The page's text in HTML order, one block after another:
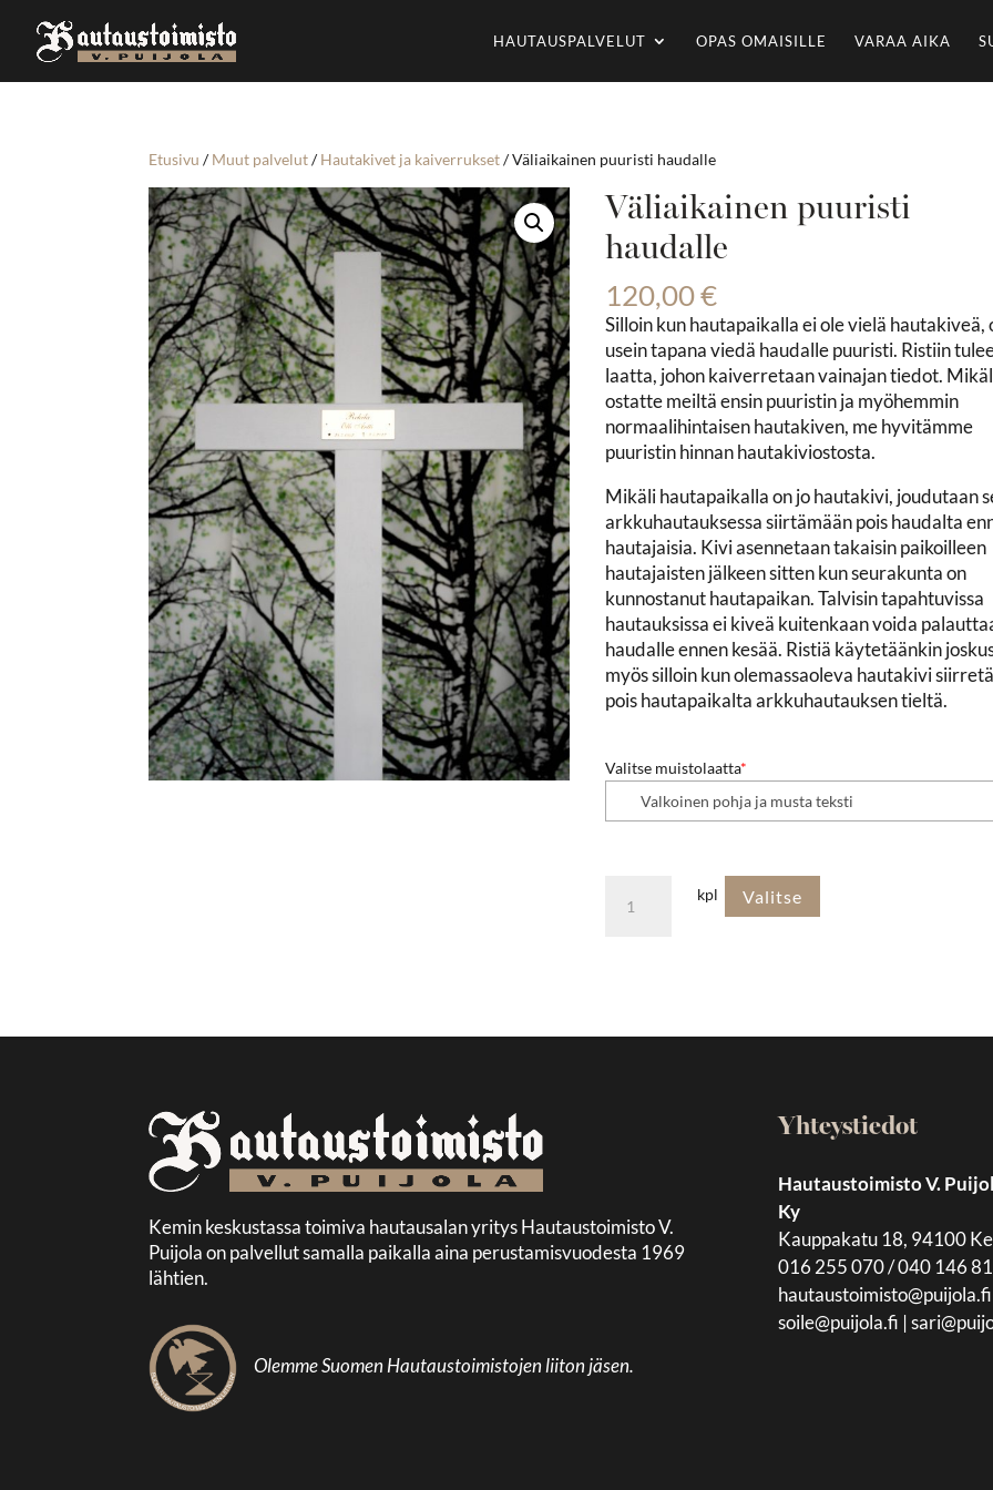
HAUTAUSPALVELUT OPAS OMAISILLE VARAA AIKA
Etusivu /Muut palvelut/Hautakivet ja kaiverrukset/ Väliaikainen puuristi haudalle
Väliaikainen puuristi
haudalle
120,00€
Silloin kun hautapaikalla ei ole vielä hautakiveä,
usein tapana viedä haudalle puuristi. Ristiin
laatta, johon kaiverretaan vainajan tiedot.
ostatte meiltä ensin puuristin ja myöhemmin
normaalihintaisen hautakiven, me hyvitämme
puuristin hinnan hautakiviostosta.
Mikäli hautapaikalla on jo hautakivi, joudutaan
arkkuhautauksessa siirtämään pois haudalta
hautajaisia. Kivi asennetaan takaisin paikoilleen
hautajaisten jälkeen sitten kun seurakunta on
kunnostanut hautapaikan. Talvisin tapahtuvissa
hautauksissa ei kiveä kuitenkaan voida
haudalle ennen kesää. Ristiä käytetäänkin
myös silloin kun olemassaoleva hautakivi
pois hautapaikalta arkkuhautauksen tieltä.
Valitse muistolaatta*
puuristi
kpl Valitse
Kemin keskustassa toimiva hautausalan yritys Hautaustoimisto V.
Puijola on palvellut samalla paikalla aina perustamisvuodesta 1969
lähtien.
Olemme Suomen Hautaustoimistojen liiton jäsen.
Yhteystiedot
Hautaustoimisto V.
Ky
Kauppakatu 18, 94100
016 255 070 / 040 146
hautaustoimisto@puijola.fi
soile@puijola.fi |